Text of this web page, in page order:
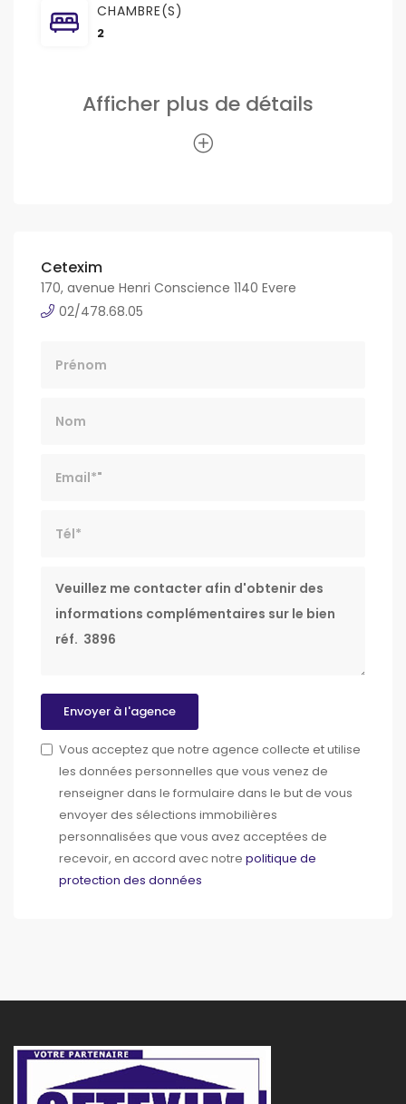
CHAMBRE(S)
2
Cetexim
170, avenue Henri Conscience 1140 Evere
02/478.68.05
Message
Envoyer à l'agence
Vous acceptez que notre agence collecte et utilise
les données personnelles que vous venez de
renseigner dans le formulaire dans le but de vous
envoyer des sélections immobilières
personnalisées que vous avez acceptées de
recevoir, en accord avec notre politique de
protection des données